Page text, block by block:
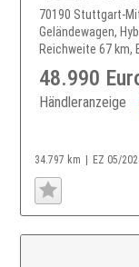
70190 Stuttgart-
Geländewagen,
Reichweite 67 km,
48.990
Händleranzeige
34.797 km EZ 05/